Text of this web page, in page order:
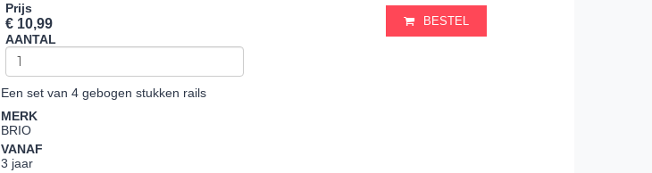
Prijs
€ 10,99
AANTAL
BESTEL
Een set van 4 gebogen stukken rails
MERK
BRIO
VANAF
3 jaar